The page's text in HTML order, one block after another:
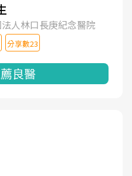
人林口長庚紀念醫院
分享數23
良醫